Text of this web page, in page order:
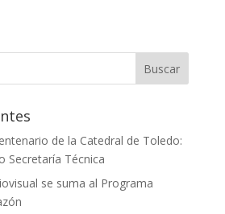
de la Catedral de Toledo:
Secretaría Técnica
se suma al Programa